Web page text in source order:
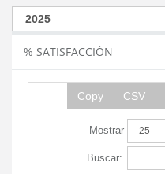
% SATISFACCIÓN
Copy CSV
Mostrar
Buscar: